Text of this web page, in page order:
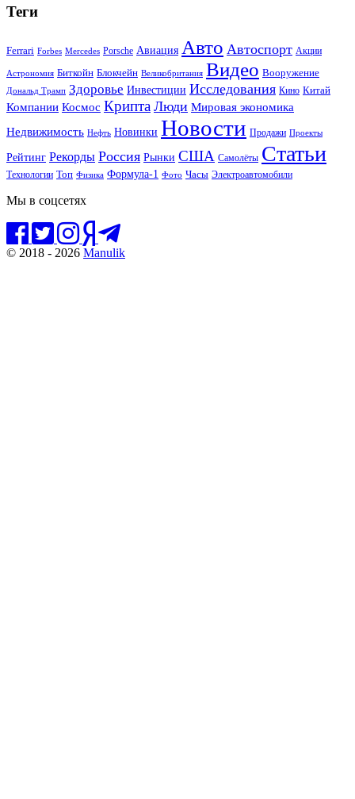
Теги
Ferrari Forbes Mercedes Porsche Авиация Авто Автоспорт Акции
Астрономия Биткойн Блокчейн Великобритания Видео Вооружение
Дональд Трамп Здоровье Инвестиции Исследования Кино Китай
Компании Космос Крипта Люди Мировая экономика
Недвижимость Нефть Новинки Новости Продажи Проекты
Рейтинг Рекорды Россия Рынки США Самолёты Статьи
Технологии Топ Физика Формула-1 Фото Часы Электроавтомобили
Мы в соцсетях
© 2018 - 2026 Manulik